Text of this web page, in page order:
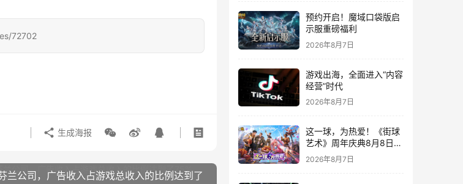
72702
生成海报
兰公司，广告收入占游戏总收入的比例达到了
预约开启！魔域口袋版启
示服重磅福利
2026年8月7日
游戏出海，全面进入“内容
经营”时代
2026年8月7日
这一球，为热爱！《街球
艺术》周年庆典8月8日正
式上线，多重福利与全新
内容同步开启
2026年8月7日